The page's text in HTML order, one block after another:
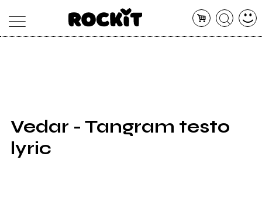
SHOP
RADIO
Vedar - Tangram testo
lyric